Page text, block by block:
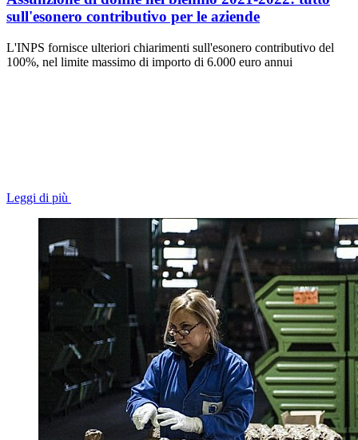
sull'esonero contributivo per le aziende
L'INPS fornisce ulteriori chiarimenti sull'esonero contributivo del
100%, nel limite massimo di importo di 6.000 euro annui
Leggi di più